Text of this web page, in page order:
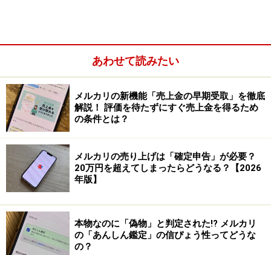
配送を考えると外側の紙袋に直接商品を入れるのは考えもの
あわせて読みたい
メルカリの新機能「売上金の早期受取」を徹底
解説！ 評価を待たずにすぐ売上金を得るため
の条件とは？
メルカリの売り上げは「確定申告」が必要？
20万円を超えてしまったらどうなる？【2026
年版】
本物なのに「偽物」と判定された!? メルカリ
の「あんしん鑑定」の信ぴょう性ってどうな
の？